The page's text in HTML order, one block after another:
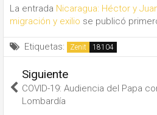
La entrada Nicaragua: Héctor y
migración y exilio se publicó
Etiquetas: Zenit
Siguiente
COVID-19: Audiencia del Papa
Lombardía